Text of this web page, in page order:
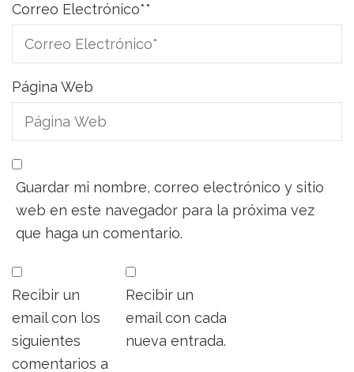
Correo Electrónico**
Página Web
Guardar mi nombre, correo electrónico y sitio
web en este navegador para la próxima vez
que haga un comentario.
Recibir un
email con los
siguientes
comentarios a
Recibir un
email con cada
nueva entrada.